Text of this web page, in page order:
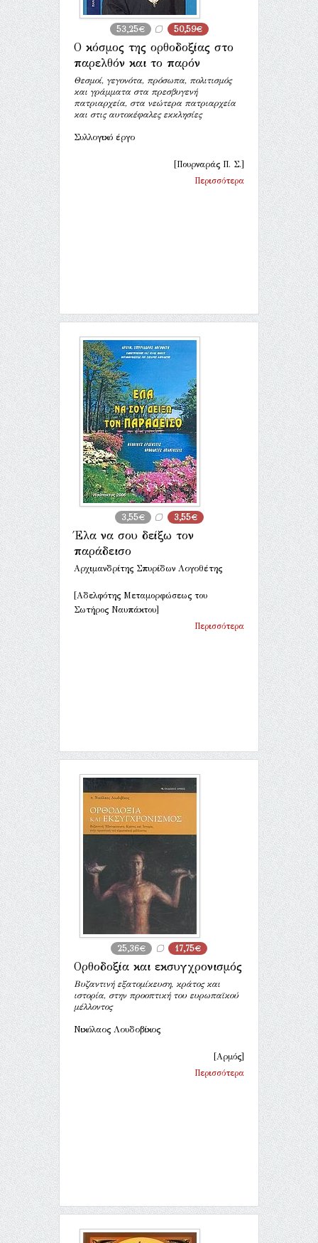
53,25€ 50,59€
Ο κόσμος της ορθοδοξίας στο
παρελθόν και το παρόν
Θεσμοί, γεγονότα, πρόσωπα, πολιτισμός
και γράμματα στα πρεσβυγενή
πατριαρχεία, στα νεώτερα πατριαρχεία
και στις αυτοκέφαλες εκκλησίες
Συλλογικό έργο
[Πουρναράς Π. Σ.]
Περισσότερα
3,55€ 3,55€
Έλα να σου δείξω τον
παράδεισο
Αρχιμανδρίτης Σπυρίδων Λογοθέτης
[Αδελφότης Μεταμορφώσεως του
Σωτήρος Ναυπάκτου]
Περισσότερα
25,36€ 17,75€
Ορθοδοξία και εκσυγχρονισμός
Βυζαντινή εξατομίκευση, κράτος και
ιστορία, στην προοπτική του ευρωπαϊκού
μέλλοντος
Νικόλαος Λουδοβίκος
[Αρμός]
Περισσότερα